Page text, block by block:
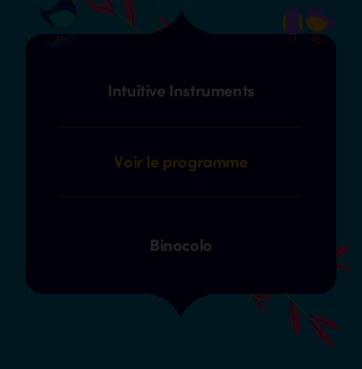
Intuitive Instruments
Voir le programme
Binocolo